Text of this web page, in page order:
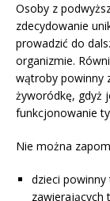
Osoby z
zdecydowanie
prowadzić do
organizmie.
wątroby powinny
żyworódkę, gdyż
funkcjonowanie
Nie można
dzieci
zawierających